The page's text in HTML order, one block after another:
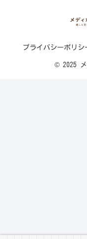
プライバシーポリシ
© 2025 メ